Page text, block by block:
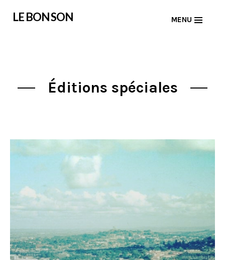
LE BON SON MENU
Éditions spéciales